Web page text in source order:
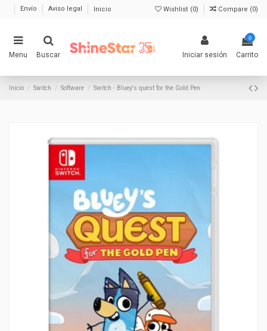
Envío Aviso legal Inicio Wishlist (0) Compare (0)
Menu Buscar Iniciar sesión
0
Carrito
Inicio Switch Software Switch - Bluey's quest for the Gold Pen